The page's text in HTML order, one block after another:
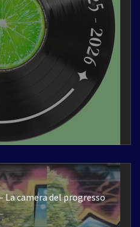
La camera del progresso